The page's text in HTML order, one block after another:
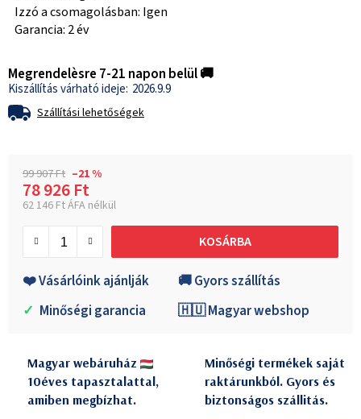
Izzó a csomagolásban: Igen
Garancia: 2 év
Megrendelèsre 7-21 napon belül 🚚
2026.9.9
Szállítási lehetőségek
99 907 Ft –21 %
78 926 Ft
62 146 Ft ÁFA nélkül
KOSÁRBA
❤️ Vásárlóink ajánlják
🚚 Gyors szállítás
✓ Minőségi garancia 🇭🇺 Magyar webshop
Magyar webáruház
10éves tapasztalattal,
amiben megbízhat.
Minőségi termékek saját
raktárunkból. Gyors és
biztonságos szállitás.